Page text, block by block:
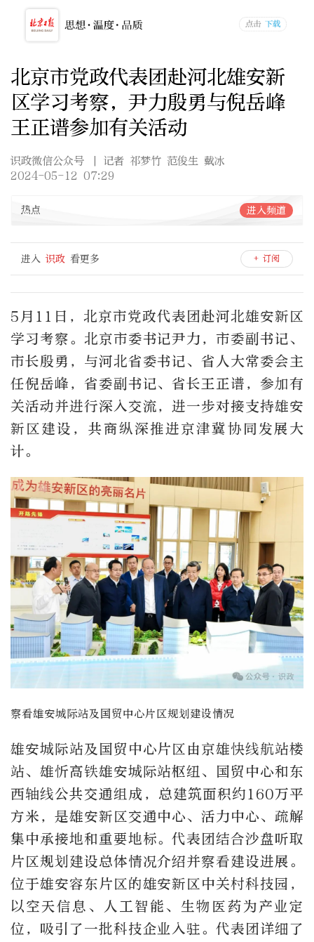
北京市党政代表团赴河北雄安新
区学习考察，尹力殷勇与倪岳峰
王正谱参加有关活动
识政微信公众号
| 记者 祁梦竹 范俊生 戴冰
2024-05-12 07:29
热点 进入频道
进入 识政 看更多 + 订阅
5月11日，北京市党政代表团赴河北雄安新区
学习考察。北京市委书记尹力，市委副书记、
市长殷勇，与河北省委书记、省人大常委会主
任倪岳峰，省委副书记、省长王正谱，参加有
关活动并进行深入交流，进一步对接支持雄安
新区建设，共商纵深推进京津冀协同发展大
计。
察看雄安城际站及国贸中心片区规划建设情况
雄安城际站及国贸中心片区由京雄快线航站楼
站、雄忻高铁雄安城际站枢纽、国贸中心和东
西轴线公共交通组成，总建筑面积约160万平
方米，是雄安新区交通中心、活力中心、疏解
集中承接地和重要地标。代表团结合沙盘听取
片区规划建设总体情况介绍并察看建设进展。
位于雄安容东片区的雄安新区中关村科技园，
以空天信息、人工智能、生物医药为产业定
位，吸引了一批科技企业入驻。代表团详细了